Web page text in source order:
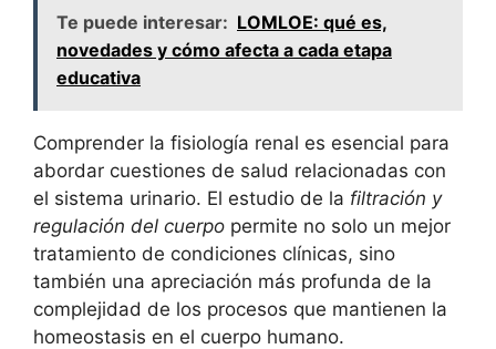
Te puede interesar: LOMLOE: qué es,
novedades y cómo afecta a cada etapa
educativa
Comprender la fisiología renal es esencial para
abordar cuestiones de salud relacionadas con
el sistema urinario. El estudio de la filtración y
regulación del cuerpo permite no solo un mejor
tratamiento de condiciones clínicas, sino
también una apreciación más profunda de la
complejidad de los procesos que mantienen la
homeostasis en el cuerpo humano.